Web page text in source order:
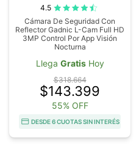
4.5
Cámara De Seguridad Con
Reflector Gadnic L-Cam Full HD
3MP Control Por App Visión
Nocturna
Llega GratisHoy
$318.664
$143.399
55% OFF
DESDE 6 CUOTAS SIN INTERÉS